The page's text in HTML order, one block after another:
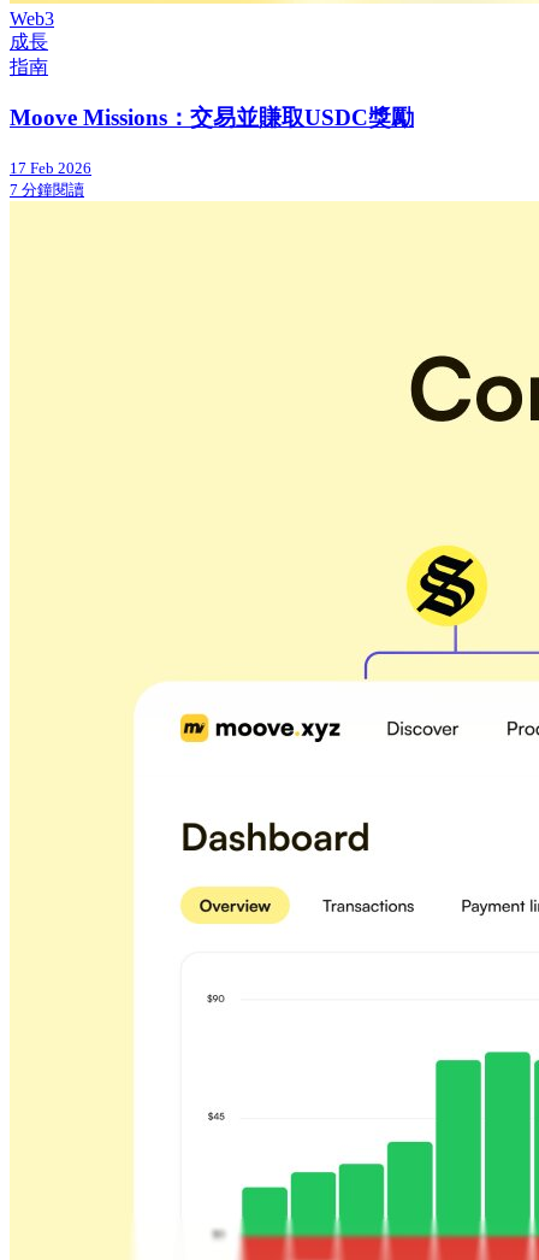
Web3
成長
指南
Moove Missions：交易並賺取USDC獎勵
17 Feb 2026
7 分鐘閱讀